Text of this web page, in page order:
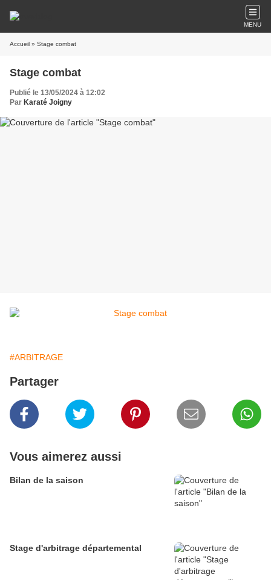
MENU
Accueil » Stage combat
Stage combat
Publié le 13/05/2024 à 12:02
Par Karaté Joigny
#ARBITRAGE
Partager
Vous aimerez aussi
Bilan de la saison
Stage d'arbitrage départemental